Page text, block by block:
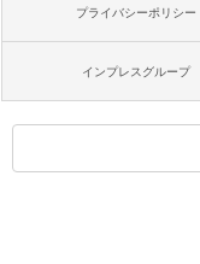
プライバシーポリシー
インプレスグループ